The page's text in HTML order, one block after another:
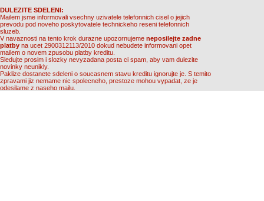
DULEZITE SDELENI:
Mailem jsme informovali vsechny uzivatele telefonnich cisel o jejich
prevodu pod noveho poskytovatele technickeho reseni telefonnich
sluzeb.
V navaznosti na tento krok durazne upozornujeme neposilejte zadne
platby na ucet 2900312113/2010 dokud nebudete informovani opet
mailem o novem zpusobu platby kreditu.
Sledujte prosim i slozky nevyzadana posta ci spam, aby vam dulezite
novinky neunikly.
Paklize dostanete sdeleni o soucasnem stavu kreditu ignorujte je. S temito
zpravami jiz nemame nic spolecneho, prestoze mohou vypadat, ze je
odesilame z naseho mailu.